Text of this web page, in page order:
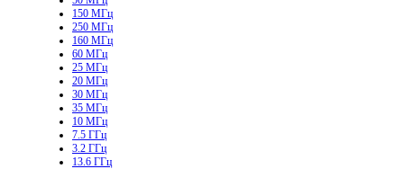
150 МГц
250 МГц
160 МГц
60 МГц
25 МГц
20 МГц
30 МГц
35 МГц
10 МГц
7.5 ГГц
3.2 ГГц
13.6 ГГц